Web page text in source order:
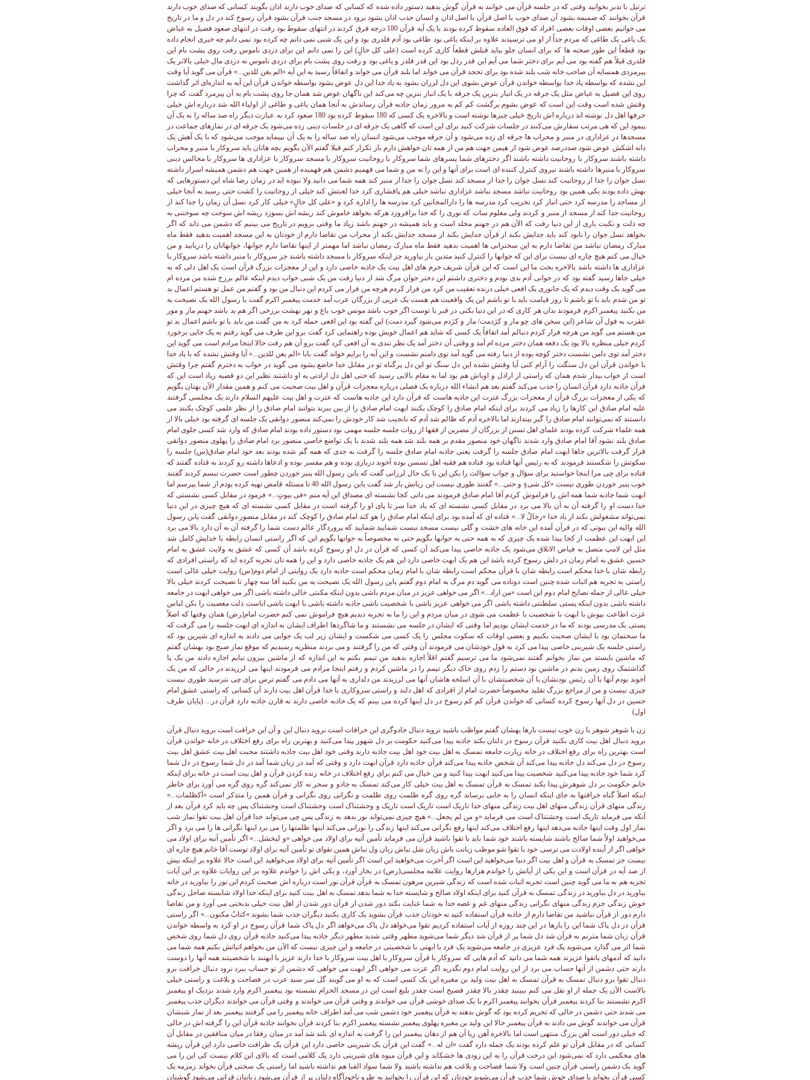
زن با شوهر شوهر با زن خوب نیست بارها بهشان گفتم مواظب باشید نروید دنبال جادوگری این خرافات است نروید دنبال این و آن این خرافت است بروید دنبال قرآن
بروید دنبال اهل بیت کاری بکنید قرآن رسوخ در دلتان بکند جاذبه پیدا می‌کنید حکومت بر دل شهور پیدا می‌کنید و بهترین راه برای رفع اختلاف در خانه خواندن قرآن
است بهترین راه برای رفع اختلاف در خانه زیارت جامعه تمسک به اهل بیت خود اهل بیت جاذبه دارند وقتی خود اهل بیت جاذبه داشتند محبت اهل بیت عشق اهل بیت
رسوخ در دل می‌کند دل جاذبه پیدا می‌کند آن شخص جاذبه پیدا می‌کند قرآن جاذبه دارد قرآن ابهت دارد و وقتی که آمد در زبان شما آمد در دل شما رسوخ در دل شما
کرد شما خود جاذبه پیدا می‌کنید شخصیت پیدا می‌کنید ابهت پیدا کنید و من خیال می کنم برای رفع اختلاف در خانه زنده کردن قرآن و اهل بیت است در خانه برای اینکه
خانم حکومت بر دل شوهرش پیدا بکند تمسک به قرآن تمسک به اهل بیت خیلی کار می‌کند تمسک به جادو و سحر نه کار نمی‌کند گره روی گره می آورد برای خاطر
اینکه اصلاً گناه خرافتها به جای اینکه انسان را به جایی برساند گره روی گره ظلمت روی ظلمت و نگرانی روی نگرانی و قرآن همین را متذکر است «آکظلمات...»
زندگی منهای قرآن زندگی منهای اهل بیت زندگی منهای خدا تاریک است تاریک است تاریک و وحشتناک است وحشتناک است وحشتناک پس چه باید کرد قرآن بعد از
آنکه می فرماید تاریک است وحشتناک است می فرماید «و من لم یجعل...» هیچ چیزی نمی‌تواند نور بدهد به زندگی پس چی می‌تواند خدا قرآن اهل بیت تقوا نماز شب
نماز اول وقت اینها جاذبه می‌دهد اینها رفع اختلاف می‌کند اینها رفع نگرانی می‌کند اینها زندگی را نورانی می‌کند اینها ظلمتها را می برد اینها نگرانی ها را می برد و اگر
می‌خواهید اولاً شما صالح باشند شایسته باشند خود شما باید با تقوا باشید قرآن می فرماید تأمین آتیه برای اولاد می خواهی «و لیخشل...» اگر تأمین آتیه برای اولاد می
خواهی اگر از آینده اولادت می ترسی خود با تقوا شو موظب زبانت باش زبان شل نباش زبان ول نباش همین تقوای تو تأمین آتیه برای اولاد توست آقا خانم هیچ چاره ای
نیست جز تمسک به قرآن و اهل بیت اگر دنیا می‌خواهید این است اگر آخرت می‌خواهید این است اگر تأمین آتیه برای اولاد می‌خواهید این است حالا علاوه بر اینکه بیش
از صد آیه در قرآن است و این یکی از آیاتش را خواندم هزارها روایت علامه مجلسی(رض) در بحار آورد، و یکی اش را خواندم علاوه بر این روایات علاوه بر این آیات
تجربه هم به ما می گوید چنین است تجربه اثبات شده است که زندگی شیرین مرهون تمسک به قرآن قرآن نور است درباره اش صحبت کردم این نور را بیاورید در خانه
بیاورید در دل بیاورید در زندگی تمسک به قرآن کنید برای اینکه اولاد صالح و شایسته خدا به شما بدهد تمسک به اهل بیت کنید برای اینکه خدا اولاد شایسته صاحل زندگی
خوش زندگی جزم زندگی منهای نگرانی زندگی منهای غم و غصه خدا به شما عنایت بکند دور شدن از قرآن دور شدن از اهل بیت خیلی بدبختی می آورد و من تقاضا
دارم دور از قرآن نباشید من تقاضا دارم از جاذبه قرآن استفاده کنید نه خودتان جذب قرآن بشوید یک کاری بکنید دیگران جذب شما بشوند «کتابٌ مکنون...» اگر راستی
قرآن در دل پاک شما این را بارها در این چند روزه از آیات استفاده کردیم تقوا می‌خواهد دل پاک می‌خواهد اگر دل پاک شما قرآن رسوخ در او کرد به واسطه خواندن
قرآن زبان شما مترنم به قرآن شد دل شما پر از قرآن شد دیگر شما می‌شوید مطهر وقتی شدید مطهر دیگر جاذبه پیدا می‌کنید جاذبه قرآن روی دل شما روی شخص
شما اثر می گذارد می‌شوید یک فرد عزیزی در جامعه می‌شوید یک فرد با ابهتی با شخصیتی در جامعه و این چیزی نیست که الآن من بخواهم اثباتش بکنم همه شما می
دانید که آدمهای باتقوا عزیزند همه شما می دانید که آدم هایی که سروکار با قرآن سروکار با اهل بیت سروکار با خدا دارند عزیز با ابهتند با شخصیتند همه آنها را دوست
دارند حتی دشمن از آنها حساب می برد از این روایت امام دوم نگذرید اگر عزت می خواهی اگر ابهت می خواهی که دشمن از تو حساب ببرد نرود دنبال خرافت برو
دنبال تقوا برو دنبال تمسک به قرآن تمسک به اهل بیت ولید بن مغیره این یک کسی است که به او می گویند گل سر سبد عرب در فصاحت و بلاغت و راستی خیلی
بالاست الآن یک جمله از او نقل می کنم ببینید چقدر بالا چقدر فصیح است چقدر بلیغ است این در مسجد الحرام نشسته بود پیغمبر اکرم وارد شدند نزدیک او پیغمبر
اکرم نشستند بنا کردند پیغمبر قرآن بخوانند پیغمبر اکرم با یک صدای خوشی قرآن می خواندند و وقتی قرآن می خواندند و وقتی قرآن می خواندند دیگران جذب پیغمبر
می شدند حتی دشمن در حالی که تحریم کرده بود که گوش بدهند به قرآن پیغمبر خود دشمن شب می آمد اطراف خانه پیغمبر را می گرفتند پیغمبر بعد از نماز شبشان
قرآن می خواندند گوش می دادند به قرآن پیغمبر حالا این ولید بن مغیره پهلوی پیغمبر نشسته پیغمبر اکرم بنا کردند قرآن بخوانند جاذبه قرآن این را گرفته اش در حالی
که خیلی دور است آهن بزرگ منتهی است اما بالاخره آهن ربا آن هم از دهان پیغمبر این را گرفت به اندازه ای بلند شد آمد در میان رفقا در میان منافقین در مقابل آن
کسانی که در مقابل قرآن تو علم کرده بودند یک جمله دارد گفت «ان له...» گفت این قرآن یک شیرینی خاصی دارد این قرآن یک ظرافت خاصی دارد این قرآن ریشه
های محکمی دارد که نمی‌شود این درخت قرآن را به این زودی ها خشکاند و این قرآن میوه های شیرینی دارد یک کلامی است که بالای این کلام نیست کی این را می
گوید یک دشمن راستی قرآن چنین است ولا شما فصاحت و بلاغت هم نداشته باشید ولا شما سواد الفبا هم نداشته باشید اما راستی یک سختی قرآن بخواند زمزمه یک
کسی قرآن بخواند با صدای خوش شما جذب قرآن می‌شوید خودتان که این قرآن را بخوانید به طرو ناخودآگاه دلتان پر از قرآن می‌شود زبانتان قرانی می‌شود گوشتان